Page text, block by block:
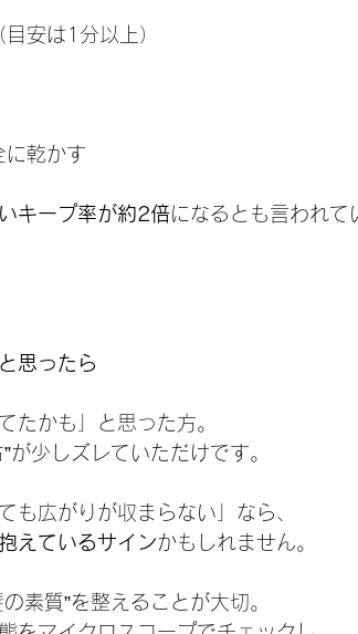
安は1分以上）
に乾かす
キープ率が約2倍になるとも言われて
思ったら
たかも」と思った方。
が少しズレていただけです。
も広がりが収まらない」なら、
えているサインかもしれません。
素質”を整えることが大切。